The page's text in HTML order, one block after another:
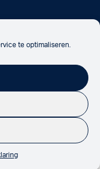
te optimaliseren.
Algemene voorwaarden